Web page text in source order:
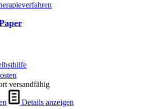
versandfähig
Details anzeigen